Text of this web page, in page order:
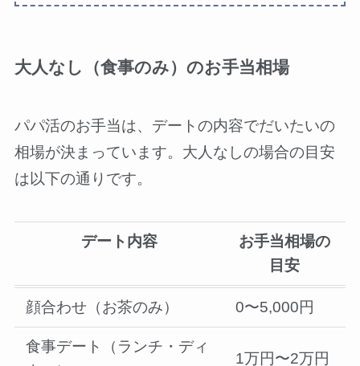
大人なし（食事のみ）のお手当相場
パパ活のお手当は、デートの内容でだいたいの
相場が決まっています。大人なしの場合の目安
は以下の通りです。
デート内容
お手当相場の
目安
顔合わせ（お茶のみ） 0〜5,000円
食事デート（ランチ・ディ
1万円〜2万円